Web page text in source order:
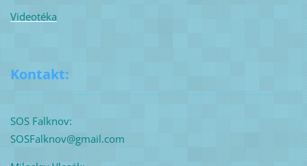
Videotéka
Kontakt:
SOS Falknov:
SOSFalknov@gmail.com